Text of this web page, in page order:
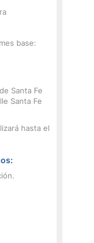
base:
Santa Fe
Santa Fe
hasta el